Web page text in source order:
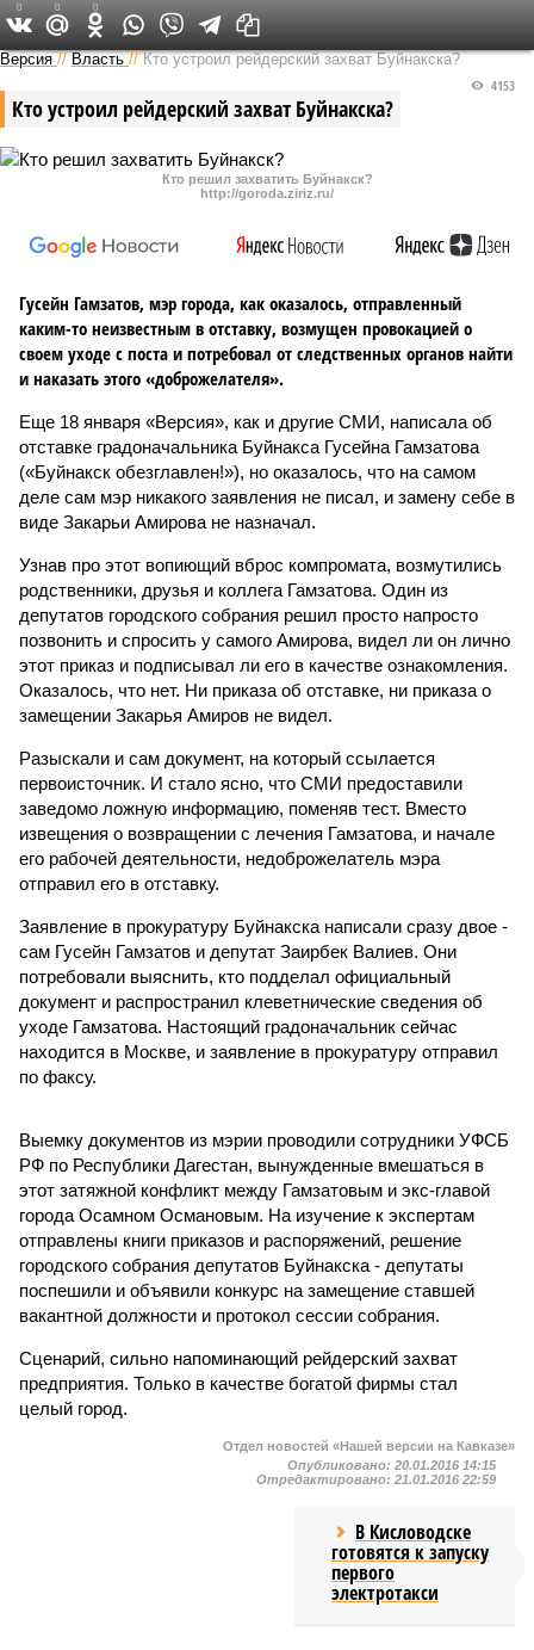
Версия на Кавказе
Версия //Власть //Кто устроил рейдерский захват Буйнакска?
Кто устроил рейдерский захват Буйнакска?
4153
Кто решил захватить Буйнакск?
http://goroda.ziriz.ru/
Гусейн Гамзатов, мэр города, как оказалось, отправленный
каким-то неизвестным в отставку, возмущен провокацией о
своем уходе с поста и потребовал от следственных органов найти
и наказать этого «доброжелателя».
Еще 18 января «Версия», как и другие СМИ, написала об
отставке градоначальника Буйнакса Гусейна Гамзатова
(«Буйнакск обезглавлен!»), но оказалось, что на самом
деле сам мэр никакого заявления не писал, и замену себе в
виде Закарьи Амирова не назначал.
Узнав про этот вопиющий вброс компромата, возмутились
родственники, друзья и коллега Гамзатова. Один из
депутатов городского собрания решил просто напросто
позвонить и спросить у самого Амирова, видел ли он лично
этот приказ и подписывал ли его в качестве ознакомления.
Оказалось, что нет. Ни приказа об отставке, ни приказа о
замещении Закарья Амиров не видел.
Разыскали и сам документ, на который ссылается
первоисточник. И стало ясно, что СМИ предоставили
заведомо ложную информацию, поменяв тест. Вместо
извещения о возвращении с лечения Гамзатова, и начале
его рабочей деятельности, недоброжелатель мэра
отправил его в отставку.
Заявление в прокуратуру Буйнакска написали сразу двое -
сам Гусейн Гамзатов и депутат Заирбек Валиев. Они
потребовали выяснить, кто подделал официальный
документ и распространил клеветнические сведения об
уходе Гамзатова. Настоящий градоначальник сейчас
находится в Москве, и заявление в прокуратуру отправил
по факсу.
Выемку документов из мэрии проводили сотрудники УФСБ
РФ по Республики Дагестан, вынужденные вмешаться в
этот затяжной конфликт между Гамзатовым и экс-главой
города Осамном Османовым. На изучение к экспертам
отправлены книги приказов и распоряжений, решение
городского собрания депутатов Буйнакска - депутаты
поспешили и объявили конкурс на замещение ставшей
вакантной должности и протокол сессии собрания.
Сценарий, сильно напоминающий рейдерский захват
предприятия. Только в качестве богатой фирмы стал
целый город.
0 0 0
Отдел новостей «Нашей версии на Кавказе»
Опубликовано: 20.01.2016 14:15
Отредактировано: 21.01.2016 22:59
В Кисловодске
готовятся к запуску
первого
электротакси